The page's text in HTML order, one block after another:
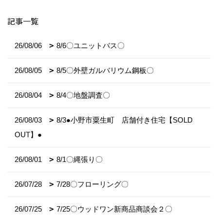
記事一覧
26/08/06 8/6〇ユニットバス〇
26/08/05 8/5〇外壁ガルバリウム鋼板〇
26/08/04 8/4〇地盤調査〇
26/08/03
8/3●小野市粟生町 店舗付き住宅【SOLD
OUT】●
26/08/01 8/1〇縄張り〇
26/07/28 7/28〇フローリング〇
26/07/25 7/25〇ウッドワン新商品商談会２〇